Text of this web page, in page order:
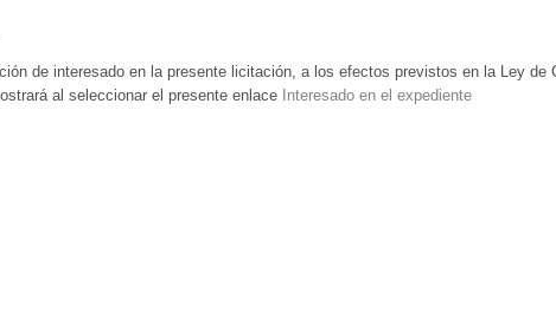
de interesado en la presente licitación, a los efectos previstos en la Ley
al seleccionar el presente enlace Interesado en el expediente